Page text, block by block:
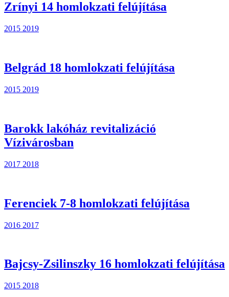
Zrínyi 14 homlokzati felújítása
2015 2019
Belgrád 18 homlokzati felújítása
2015 2019
Barokk lakóház revitalizáció
Vízivárosban
2017 2018
Ferenciek 7-8 homlokzati felújítása
2016 2017
Bajcsy-Zsilinszky 16 homlokzati felújítása
2015 2018